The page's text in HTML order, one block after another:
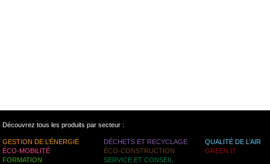
Découvrez tous les produits par secteur :
GESTION DE L’ÉNERGIE DÉCHETS ET RECYCLAGE
QUALITÉ DE L’AIR
ÉCO-MOBILITÉ
ÉCO-CONSTRUCTION
GREEN IT
FORMATION
SERVICE ET CONSEIL